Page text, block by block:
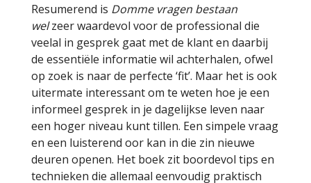
Resumerend is Domme vragen bestaan
welzeer waardevol voor de professional die
veelal in gesprek gaat met de klant en daarbij
de essentiële informatie wil achterhalen, ofwel
op zoek is naar de perfecte ‘fit’. Maar het is ook
uitermate interessant om te weten hoe je een
informeel gesprek in je dagelijkse leven naar
een hoger niveau kunt tillen. Een simpele vraag
en een luisterend oor kan in die zin nieuwe
deuren openen. Het boek zit boordevol tips en
technieken die allemaal eenvoudig praktisch